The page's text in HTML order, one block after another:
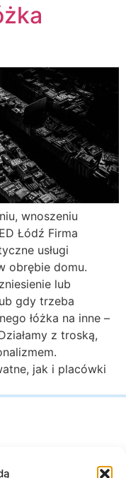
wnoszeniu
Łódź Firma
usługi
obrębie domu.
lub
gdy trzeba
łóżka na inne –
z troską,
jak i placówki